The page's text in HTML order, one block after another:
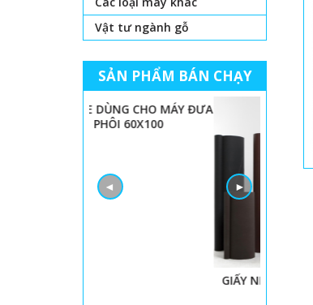
Vật tư ngành gỗ
SẢN PHẨM BÁN CHẠY
BÁNH XE DÙNG CHO MÁY ĐƯA
PHÔI 60X100
◄ ►